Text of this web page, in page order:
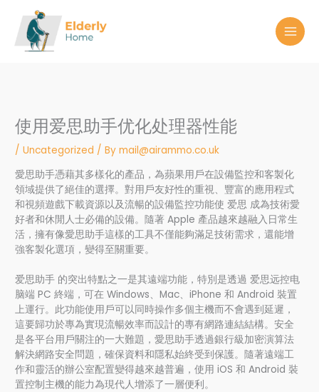
content
使用爱思助手优化处理器性能
/Uncategorized / Bymail@airammo.co.uk
愛思助手憑藉其多樣化的產品，為蘋果用戶在設備監控和客製化
領域提供了絕佳的選擇。對用戶友好性的重視、豐富的應用程式
和視頻遊戲下載資源以及流暢的設備監控功能使 爱思 成為技術愛
好者和休閒人士必備的設備。隨著 Apple 產品越來越融入日常生
活，擁有像愛思助手這樣的工具不僅能夠滿足技術需求，還能增
強客製化選項，變得至關重要。
爱思助手 的突出特點之一是其遠端功能，特別是透過 爱思远控电
脑端 PC 終端，可在 Windows、Mac、iPhone 和 Android 裝置
上運行。此功能使用戶可以同時操作多個主機而不會遇到延遲，
這要歸功於專為實現流暢效率而設計的專有網路連結結構。安全
是各平台用戶關注的一大難題，愛思助手透過銀行級加密演算法
解決網路安全問題，確保資料和隱私始終受到保護。隨著遠端工
作和靈活的辦公室配置變得越來越普遍，使用 iOS 和 Android 裝
置控制主機的能力為現代人增添了一層便利。